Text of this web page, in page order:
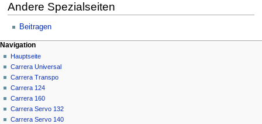
Andere Spezialseiten
Beitragen
Navigationsmenü
Seitenaktionen
Spezialseite
Meine Werkzeuge
Anmelden
Navigation
Hauptseite
Carrera Universal
Carrera Transpo
Carrera 124
Carrera 160
Carrera Servo 132
Carrera Servo 140